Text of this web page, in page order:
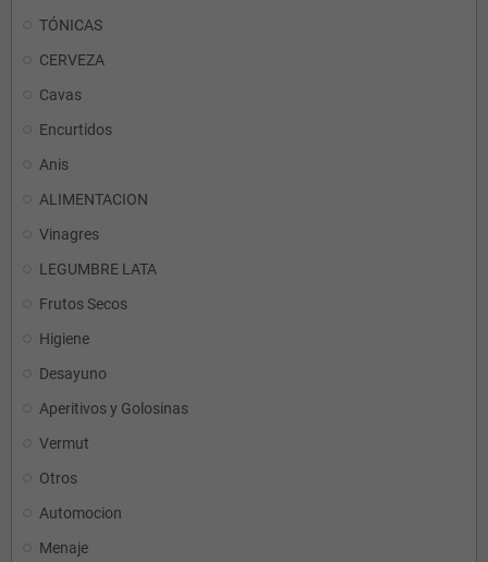
TÓNICAS
CERVEZA
Cavas
Encurtidos
Anis
ALIMENTACION
Vinagres
LEGUMBRE LATA
Frutos Secos
Higiene
Desayuno
Aperitivos y Golosinas
Vermut
Otros
Automocion
Menaje